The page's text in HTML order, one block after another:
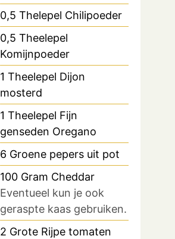
0,5 Thelepel Chilipoeder
0,5 Theelepel
Komijnpoeder
1 Theelepel Dijon
mosterd
1 Theelepel Fijn
genseden Oregano
6 Groene pepers uit pot
100 Gram Cheddar
Eventueel kun je ook
geraspte kaas gebruiken.
2 Grote Rijpe tomaten